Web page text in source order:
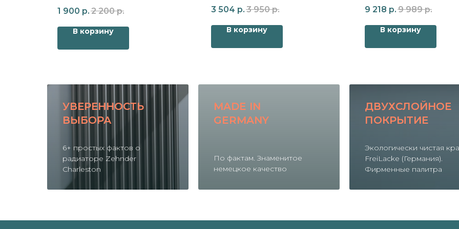
1 900 р. 2 200 р.
В корзину
3 504 р. 3 950 р.
В корзину
9 218 р. 9 989 р.
В корзину
УВЕРЕННОСТЬ
ВЫБОРА
6+ простых фактов о
радиаторе Zehnder
Charleston
MADE IN
GERMANY
По фактам. Знаменитое
немецкое качество
ДВУХСЛОЙНОЕ
ПОКРЫТИЕ
Экологически чистая
FreiLacke (Германия).
Фирменные палитра